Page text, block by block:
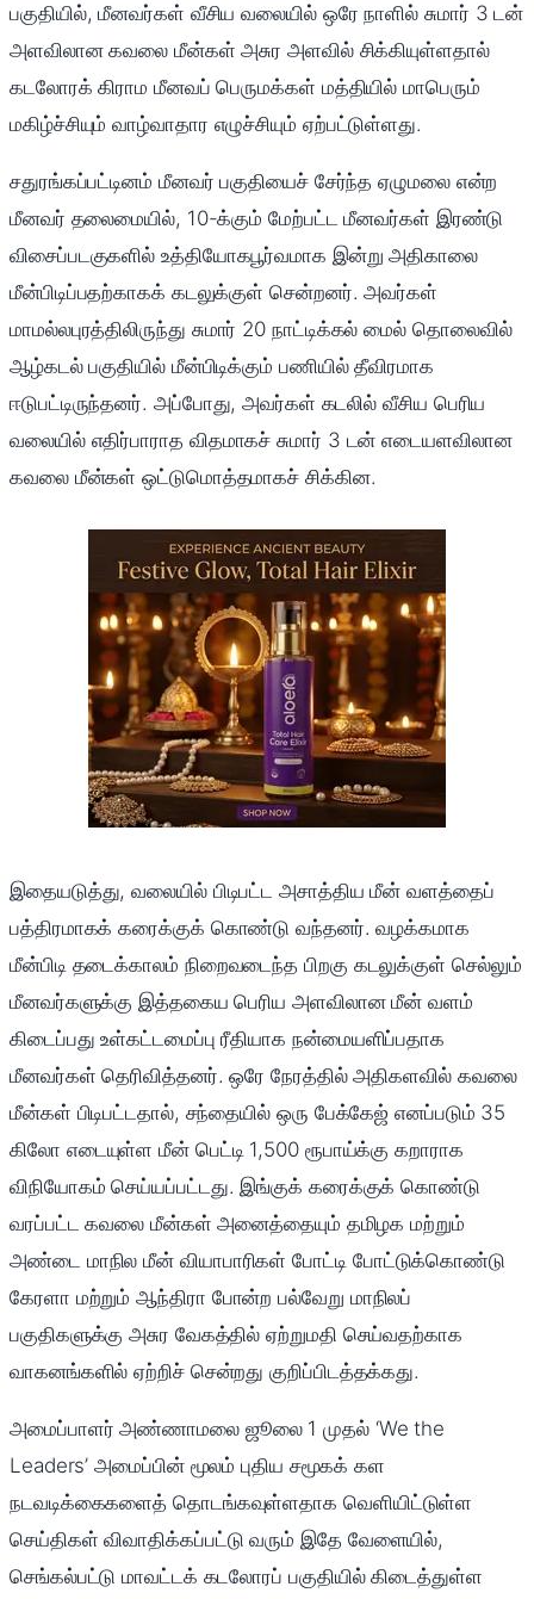
பகுதியில், மீனவர்கள் வீசிய வலையில் ஒரே நாளில் சுமார் 3 டன்
அளவிலான கவலை மீன்கள் அசுர அளவில் சிக்கியுள்ளதால்
கடலோரக் கிராம மீனவப் பெருமக்கள் மத்தியில் மாபெரும்
மகிழ்ச்சியும் வாழ்வாதார எழுச்சியும் ஏற்பட்டுள்ளது.
சதுரங்கப்பட்டினம் மீனவர் பகுதியைச் சேர்ந்த ஏழுமலை என்ற
மீனவர் தலைமையில், 10-க்கும் மேற்பட்ட மீனவர்கள் இரண்டு
விசைப்படகுகளில் உத்தியோகபூர்வமாக இன்று அதிகாலை
மீன்பிடிப்பதற்காகக் கடலுக்குள் சென்றனர். அவர்கள்
மாமல்லபுரத்திலிருந்து சுமார் 20 நாட்டிக்கல் மைல் தொலைவில்
ஆழ்கடல் பகுதியில் மீன்பிடிக்கும் பணியில் தீவிரமாக
ஈடுபட்டிருந்தனர். அப்போது, அவர்கள் கடலில் வீசிய பெரிய
வலையில் எதிர்பாராத விதமாகச் சுமார் 3 டன் எடையளவிலான
கவலை மீன்கள் ஒட்டுமொத்தமாகச் சிக்கின.
இதையடுத்து, வலையில் பிடிபட்ட அசாத்திய மீன் வளத்தைப்
பத்திரமாகக் கரைக்குக் கொண்டு வந்தனர். வழக்கமாக
மீன்பிடி தடைக்காலம் நிறைவடைந்த பிறகு கடலுக்குள் செல்லும்
மீனவர்களுக்கு இத்தகைய பெரிய அளவிலான மீன் வளம்
கிடைப்பது உள்கட்டமைப்பு ரீதியாக நன்மையளிப்பதாக
மீனவர்கள் தெரிவித்தனர். ஒரே நேரத்தில் அதிகளவில் கவலை
மீன்கள் பிடிபட்டதால், சந்தையில் ஒரு பேக்கேஜ் எனப்படும் 35
கிலோ எடையுள்ள மீன் பெட்டி 1,500 ரூபாய்க்கு கறாராக
விநியோகம் செய்யப்பட்டது. இங்குக் கரைக்குக் கொண்டு
வரப்பட்ட கவலை மீன்கள் அனைத்தையும் தமிழக மற்றும்
அண்டை மாநில மீன் வியாபாரிகள் போட்டி போட்டுக்கொண்டு
கேரளா மற்றும் ஆந்திரா போன்ற பல்வேறு மாநிலப்
பகுதிகளுக்கு அசுர வேகத்தில் ஏற்றுமதி செய்வதற்காக
வாகனங்களில் ஏற்றிச் சென்றது குறிப்பிடத்தக்கது.
அமைப்பாளர் அண்ணாமலை ஜூலை 1 முதல் ‘We the
Leaders’ அமைப்பின் மூலம் புதிய சமூகக் கள
நடவடிக்கைகளைத் தொடங்கவுள்ளதாக வெளியிட்டுள்ள
செய்திகள் விவாதிக்கப்பட்டு வரும் இதே வேளையில்,
செங்கல்பட்டு மாவட்டக் கடலோரப் பகுதியில் கிடைத்துள்ள